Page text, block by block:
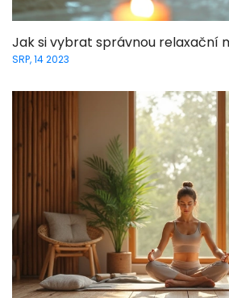
Jak si vybrat správnou relaxační
SRP, 14 2023